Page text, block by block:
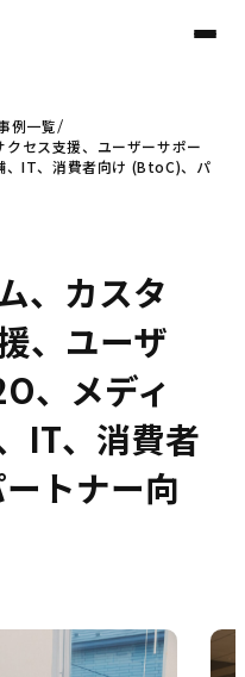
例一覧
セス支援、ユーザーサポー
、IT、消費者向け (BtoC)、パ
、カスタ
、ユーザ
、メディ
IT、消費者
トナー向